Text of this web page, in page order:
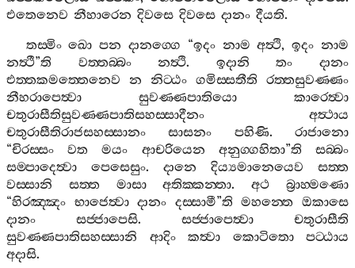
එතෙනෙව නීහාරෙන දිවසෙ දිවසෙ දානං දීයති.
තස‍්මිං ඛො පන දානග‍්ගෙ “ඉදං නාම අත්‍ථි,ඉදං නාම
නත්‍ථී”ති වත‍්තබ‍්බං නත්‍ථි. ඉදානි තං
දානං
එත‍්තකමත‍්තෙනෙව
න නිට‍්ඨං ගමිස‍්සතීති
රත‍්තසුවණ‍්ණං
නීහරාපෙත්‍වා
සුවණ‍්ණපාතියො
කාරෙත්‍වා
චතුරාසීතිසුවණ‍්ණපාතිසහස‍්සාදීනං
අත්‍ථාය
චතුරාසීතිරාජසහස‍්සානං
සාසනං පහිණි.රාජානො
“චිරස‍්සං වත මයං ආචරියෙන අනුග‍්ගහිතා”ති
සබ‍්බං
සම‍්පාදෙත්‍වා
පෙසෙසුං. දානෙ දිය්‍යමානෙයෙව
සත‍්ත
වස‍්සානි
සත‍්ත මාසා අතික‍්කන‍්තා.අථ
බ්‍රාහ‍්මණො
“හිරඤ‍්ඤං භාජෙත්‍වා දානං දස‍්සාමී”ති මහන‍්තෙ
ඔකාසෙ
දානං
සජ‍්ජාපෙසි. සජ‍්ජාපෙත්‍වා
චතුරාසීති
සුවණ‍්ණපාතිසහස‍්සානි
ආදිං කත්‍වා කොටිතො
පට‍්ඨාය
අදාසි.